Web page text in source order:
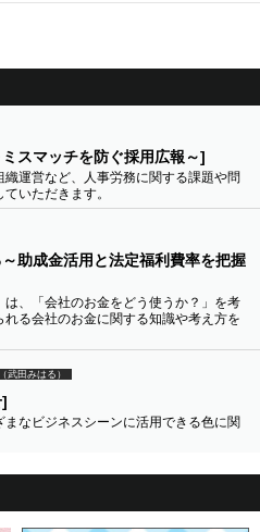
スマッチを防ぐ採用広報～]
運営など、人事労務に関する課題や問
いただきます。
助成金活用と法定福利費率を把握
、「会社のお金をどう使うか？」を考
る会社のお金に関する知識や考え方を
武田みはる）
なビジネスシーンに活用できる色に関